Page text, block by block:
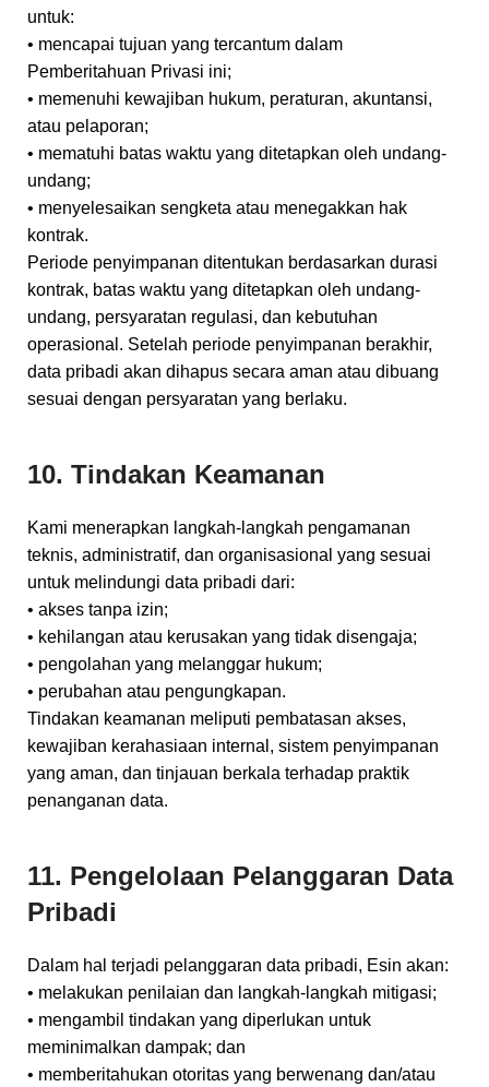
untuk:
• mencapai tujuan yang tercantum dalam
Pemberitahuan Privasi ini;
• memenuhi kewajiban hukum, peraturan, akuntansi,
atau pelaporan;
• mematuhi batas waktu yang ditetapkan oleh undang-
undang;
• menyelesaikan sengketa atau menegakkan hak
kontrak.
Periode penyimpanan ditentukan berdasarkan durasi
kontrak, batas waktu yang ditetapkan oleh undang-
undang, persyaratan regulasi, dan kebutuhan
operasional. Setelah periode penyimpanan berakhir,
data pribadi akan dihapus secara aman atau dibuang
sesuai dengan persyaratan yang berlaku.
10. Tindakan Keamanan
Kami menerapkan langkah-langkah pengamanan
teknis, administratif, dan organisasional yang sesuai
untuk melindungi data pribadi dari:
• akses tanpa izin;
• kehilangan atau kerusakan yang tidak disengaja;
• pengolahan yang melanggar hukum;
• perubahan atau pengungkapan.
Tindakan keamanan meliputi pembatasan akses,
kewajiban kerahasiaan internal, sistem penyimpanan
yang aman, dan tinjauan berkala terhadap praktik
penanganan data.
11. Pengelolaan Pelanggaran Data
Pribadi
Dalam hal terjadi pelanggaran data pribadi, Esin akan:
• melakukan penilaian dan langkah-langkah mitigasi;
• mengambil tindakan yang diperlukan untuk
meminimalkan dampak; dan
• memberitahukan otoritas yang berwenang dan/atau